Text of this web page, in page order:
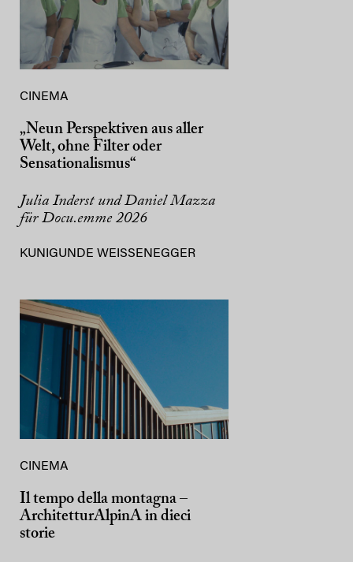
CINEMA
„Neun Perspektiven aus aller
Welt, ohne Filter oder
Sensationalismus“
Julia Inderst und Daniel Mazza
für Docu.emme 2026
KUNIGUNDE WEISSENEGGER
CINEMA
Il tempo della montagna –
ArchitetturAlpinA in dieci
storie